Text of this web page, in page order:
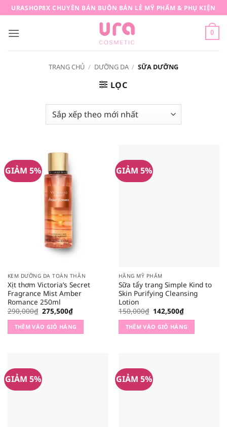
qua
nội
URASHOP8X CHUYÊN BÁN BUÔN BÁN LẺ MỸ PHẨM & PHỤ KIỆN
0
TRANG CHỦ / DƯỠNG DA / SỮA DƯỠNG
LỌC
GIẢM 5%
KEM DƯỠNG DA TOÀN THÂN
Xịt thơm Victoria’s Secret
Fragrance Mist Amber
Romance 250ml
290,000₫ Giá
gốc
là:
290,000₫.
275,500₫Giá
hiện
tại
là:
275,500₫.
THÊM VÀO GIỎ HÀNG
GIẢM 5%
HÃNG MỸ PHẨM
Sữa tẩy trang Simple Kind to
Skin Purifying Cleansing
Lotion
150,000₫ Giá
gốc
là:
150,000₫.
142,500₫Giá
hiện
tại
là:
142,500₫.
THÊM VÀO GIỎ HÀNG
GIẢM 5% GIẢM 5%